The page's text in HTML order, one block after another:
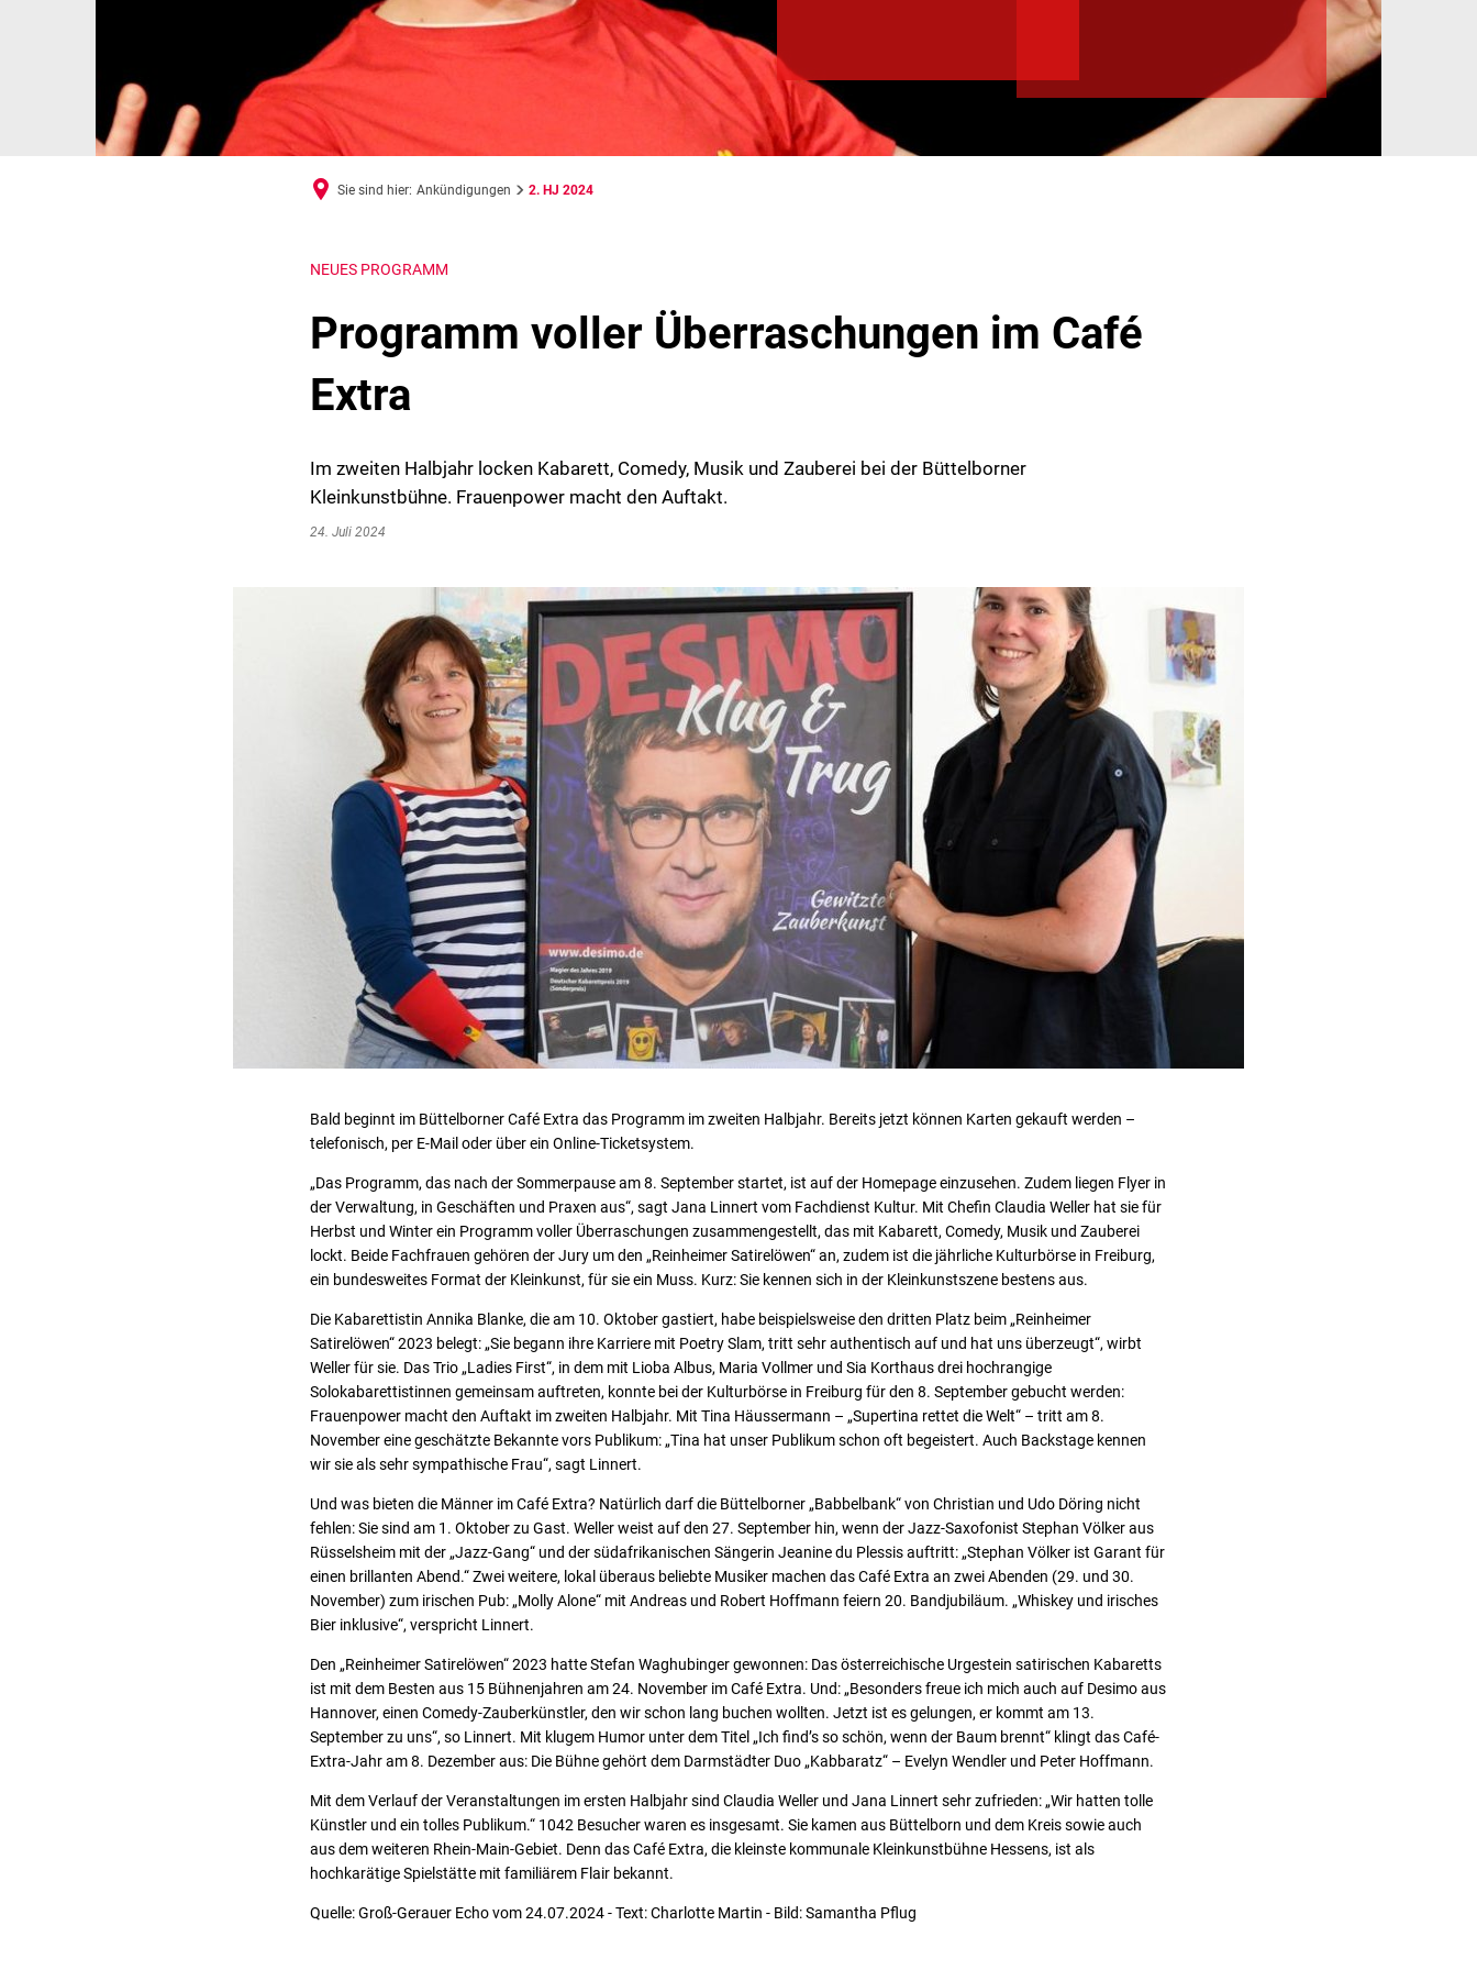
Sie sind hier: Ankündigungen 2. HJ 2024
NEUES PROGRAMM
Programm voller Überraschungen im Café
Extra
Im zweiten Halbjahr locken Kabarett, Comedy, Musik und Zauberei bei der Büttelborner
Kleinkunstbühne. Frauenpower macht den Auftakt.
24. Juli 2024
Bald beginnt im Büttelborner Café Extra das Programm im zweiten Halbjahr. Bereits jetzt können Karten gekauft werden –
telefonisch, per E-Mail oder über ein Online-Ticketsystem.
„Das Programm, das nach der Sommerpause am 8. September startet, ist auf der Homepage einzusehen. Zudem liegen Flyer in
der Verwaltung, in Geschäften und Praxen aus“, sagt Jana Linnert vom Fachdienst Kultur. Mit Chefin Claudia Weller hat sie für
Herbst und Winter ein Programm voller Überraschungen zusammengestellt, das mit Kabarett, Comedy, Musik und Zauberei
lockt. Beide Fachfrauen gehören der Jury um den „Reinheimer Satirelöwen“ an, zudem ist die jährliche Kulturbörse in Freiburg,
ein bundesweites Format der Kleinkunst, für sie ein Muss. Kurz: Sie kennen sich in der Kleinkunstszene bestens aus.
Die Kabarettistin Annika Blanke, die am 10. Oktober gastiert, habe beispielsweise den dritten Platz beim „Reinheimer
Satirelöwen“ 2023 belegt: „Sie begann ihre Karriere mit Poetry Slam, tritt sehr authentisch auf und hat uns überzeugt“, wirbt
Weller für sie. Das Trio „Ladies First“, in dem mit Lioba Albus, Maria Vollmer und Sia Korthaus drei hochrangige
Solokabarettistinnen gemeinsam auftreten, konnte bei der Kulturbörse in Freiburg für den 8. September gebucht werden:
Frauenpower macht den Auftakt im zweiten Halbjahr. Mit Tina Häussermann – „Supertina rettet die Welt“ – tritt am 8.
November eine geschätzte Bekannte vors Publikum: „Tina hat unser Publikum schon oft begeistert. Auch Backstage kennen
wir sie als sehr sympathische Frau“, sagt Linnert.
Und was bieten die Männer im Café Extra? Natürlich darf die Büttelborner „Babbelbank“ von Christian und Udo Döring nicht
fehlen: Sie sind am 1. Oktober zu Gast. Weller weist auf den 27. September hin, wenn der Jazz-Saxofonist Stephan Völker aus
Rüsselsheim mit der „Jazz-Gang“ und der südafrikanischen Sängerin Jeanine du Plessis auftritt: „Stephan Völker ist Garant für
einen brillanten Abend.“ Zwei weitere, lokal überaus beliebte Musiker machen das Café Extra an zwei Abenden (29. und 30.
November) zum irischen Pub: „Molly Alone“ mit Andreas und Robert Hoffmann feiern 20. Bandjubiläum. „Whiskey und irisches
Bier inklusive“, verspricht Linnert.
Den „Reinheimer Satirelöwen“ 2023 hatte Stefan Waghubinger gewonnen: Das österreichische Urgestein satirischen Kabaretts
ist mit dem Besten aus 15 Bühnenjahren am 24. November im Café Extra. Und: „Besonders freue ich mich auch auf Desimo aus
Hannover, einen Comedy-Zauberkünstler, den wir schon lang buchen wollten. Jetzt ist es gelungen, er kommt am 13.
September zu uns“, so Linnert. Mit klugem Humor unter dem Titel „Ich find’s so schön, wenn der Baum brennt“ klingt das Café-
Extra-Jahr am 8. Dezember aus: Die Bühne gehört dem Darmstädter Duo „Kabbaratz“ – Evelyn Wendler und Peter Hoffmann.
Mit dem Verlauf der Veranstaltungen im ersten Halbjahr sind Claudia Weller und Jana Linnert sehr zufrieden: „Wir hatten tolle
Künstler und ein tolles Publikum.“ 1042 Besucher waren es insgesamt. Sie kamen aus Büttelborn und dem Kreis sowie auch
aus dem weiteren Rhein-Main-Gebiet. Denn das Café Extra, die kleinste kommunale Kleinkunstbühne Hessens, ist als
hochkarätige Spielstätte mit familiärem Flair bekannt.
Quelle: Groß-Gerauer Echo vom 24.07.2024 - Text: Charlotte Martin - Bild: Samantha Pflug